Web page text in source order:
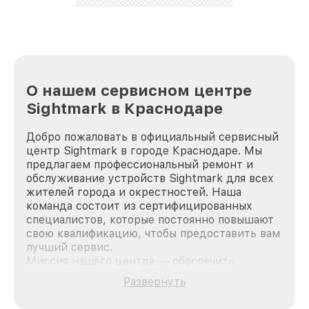
О нашем сервисном центре
Sightmark в Краснодаре
Добро пожаловать в официальный сервисный
центр Sightmark в городе Краснодаре. Мы
предлагаем профессиональный ремонт и
обслуживание устройств Sightmark для всех
жителей города и окрестностей. Наша
команда состоит из сертифицированных
специалистов, которые постоянно повышают
свою квалификацию, чтобы предоставить вам
лучший сервис.
Миссия нашего центра — обеспечить
качественный и доступный ремонт для
каждого пользователя продукции Sightmark,
Развернуть